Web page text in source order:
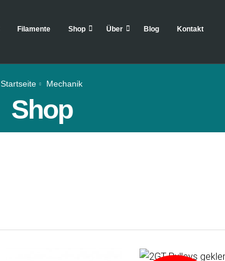
Filamente Shop Über Blog Kontakt
Startseite Mechanik
Shop